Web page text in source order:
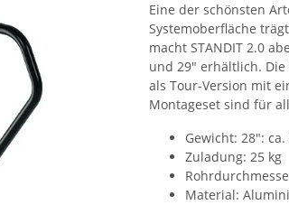
Eine der schönsten
Systemoberfläche
macht STANDIT 2.0
und 29" erhältlich.
als Tour-Version mit
Montageset sind für
Gewicht: 28": ca.
Zuladung: 25 kg
Material: